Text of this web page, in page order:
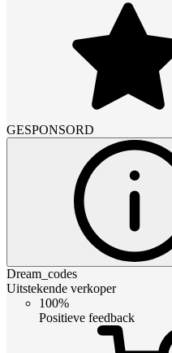
GESPONSORD
Dream_codes
Uitstekende verkoper
100%
Positieve feedback